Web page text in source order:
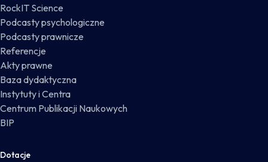
RockIT Science
Podcasty psychologiczne
Podcasty prawnicze
Referencje
Akty prawne
Baza dydaktyczna
Instytuty i Centra
Centrum Publikacji Naukowych
BIP
Dotacje